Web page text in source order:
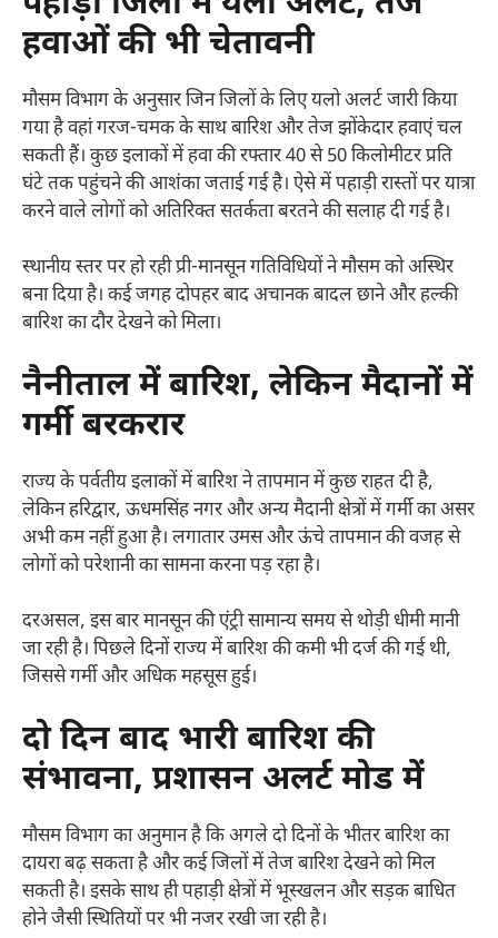
हवाओं की भी चेतावनी
मौसम विभाग के अनुसार जिन जिलों के लिए यलो अलर्ट जारी किया
गया है वहां गरज-चमक के साथ बारिश और तेज झोंकेदार हवाएं चल
सकती हैं। कुछ इलाकों में हवा की रफ्तार 40 से 50 किलोमीटर प्रति
घंटे तक पहुंचने की आशंका जताई गई है। ऐसे में पहाड़ी रास्तों पर यात्रा
करने वाले लोगों को अतिरिक्त सतर्कता बरतने की सलाह दी गई है।
स्थानीय स्तर पर हो रही प्री-मानसून गतिविधियों ने मौसम को अस्थिर
बना दिया है। कई जगह दोपहर बाद अचानक बादल छाने और हल्की
बारिश का दौर देखने को मिला।
नैनीताल में बारिश, लेकिन मैदानों में
गर्मी बरकरार
राज्य के पर्वतीय इलाकों में बारिश ने तापमान में कुछ राहत दी है,
लेकिन हरिद्वार, ऊधमसिंह नगर और अन्य मैदानी क्षेत्रों में गर्मी का असर
अभी कम नहीं हुआ है। लगातार उमस और ऊंचे तापमान की वजह से
लोगों को परेशानी का सामना करना पड़ रहा है।
दरअसल, इस बार मानसून की एंट्री सामान्य समय से थोड़ी धीमी मानी
जा रही है। पिछले दिनों राज्य में बारिश की कमी भी दर्ज की गई थी,
जिससे गर्मी और अधिक महसूस हुई।
दो दिन बाद भारी बारिश की
संभावना, प्रशासन अलर्ट मोड में
मौसम विभाग का अनुमान है कि अगले दो दिनों के भीतर बारिश का
दायरा बढ़ सकता है और कई जिलों में तेज बारिश देखने को मिल
सकती है। इसके साथ ही पहाड़ी क्षेत्रों में भूस्खलन और सड़क बाधित
होने जैसी स्थितियों पर भी नजर रखी जा रही है।